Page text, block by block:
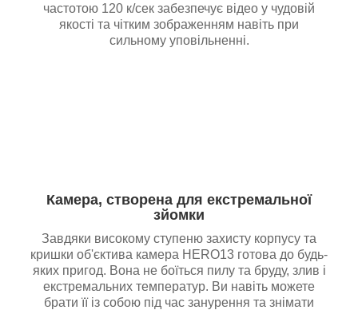
частотою 120 к/сек забезпечує відео у чудовій
якості та чітким зображенням навіть при
сильному уповільненні.
Камера, створена для екстремальної
зйомки
Завдяки високому ступеню захисту корпусу та
кришки об'єктива камера HERO13 готова до будь-
яких пригод. Вона не боїться пилу та бруду, злив і
екстремальних температур. Ви навіть можете
брати її із собою під час занурення та знімати